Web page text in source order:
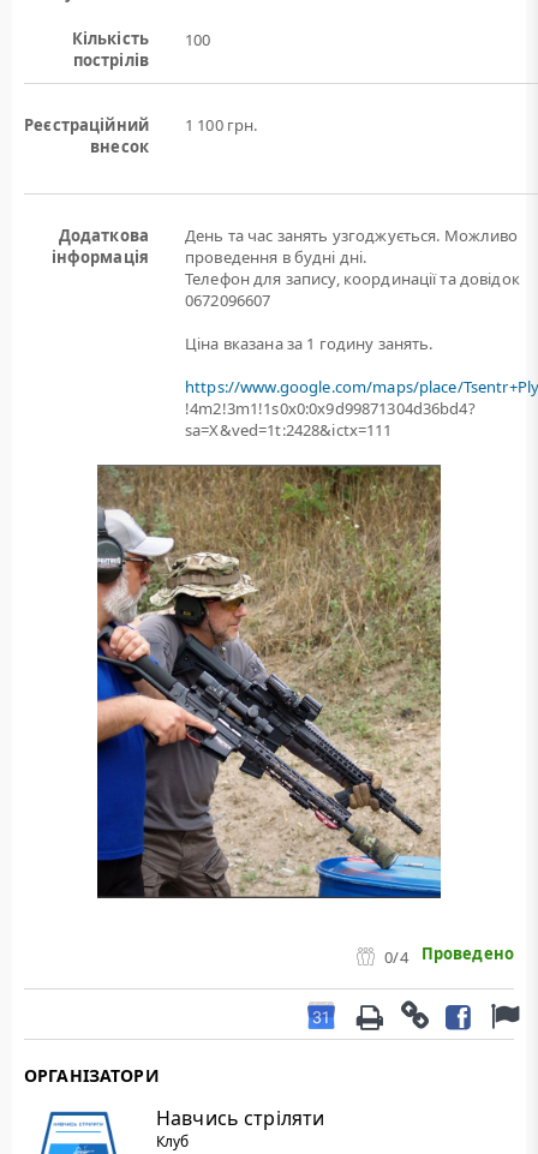
Кількість
пострілів
100
Реєстраційний
внесок
1 100 грн.
Додаткова
інформація
День та час занять узгоджується. Можливо
проведення в будні дні.
Телефон для запису, координації та довідок
0672096607
Ціна вказана за 1 годину занять.
https://www.google.com/maps/place/
!4m2!3m1!1s0x0:0x9d99871304d36bd4?
sa=X&ved=1t:2428&ictx=111
0/4 Проведено
ОРГАНІЗАТОРИ
Навчись стріляти
Клуб